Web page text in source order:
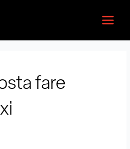
fare